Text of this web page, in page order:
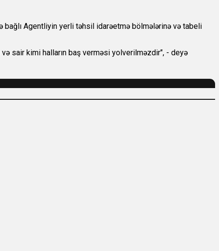
Agentliyin yerli təhsil idarəetmə bölmələrinə və tabeli
sair kimi halların baş verməsi yolverilməzdir", - deyə